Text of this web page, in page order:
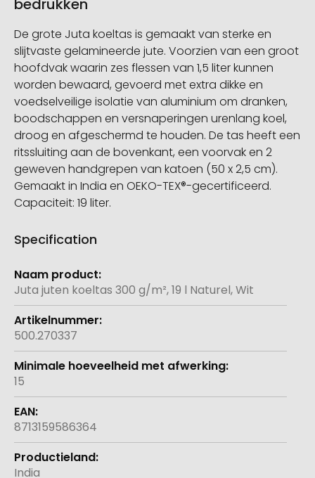
bedrukken
De grote Juta koeltas is gemaakt van sterke en
slijtvaste gelamineerde jute. Voorzien van een groot
hoofdvak waarin zes flessen van 1,5 liter kunnen
worden bewaard, gevoerd met extra dikke en
voedselveilige isolatie van aluminium om dranken,
boodschappen en versnaperingen urenlang koel,
droog en afgeschermd te houden. De tas heeft een
ritssluiting aan de bovenkant, een voorvak en 2
geweven handgrepen van katoen (50 x 2,5 cm).
Gemaakt in India en OEKO-TEX®-gecertificeerd.
Capaciteit: 19 liter.
Specification
Meer
informatie
Juta juten koeltas 300 g/m², 19 l Naturel, Wit
500.270337
15
8713159586364
India